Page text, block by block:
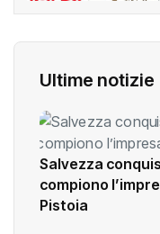
Ultime notizie
Salvezza
compiono
Pistoia